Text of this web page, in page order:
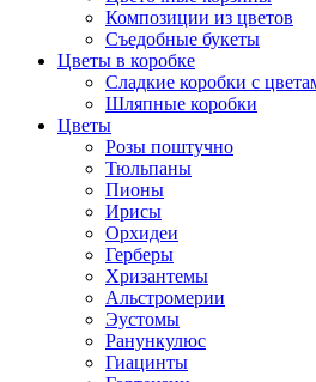
Композиции из цветов
Съедобные букеты
Цветы в коробке
Сладкие коробки с
Шляпные коробки
Цветы
Розы поштучно
Тюльпаны
Пионы
Ирисы
Орхидеи
Герберы
Хризантемы
Альстромерии
Эустомы
Ранункулюс
Гиацинты